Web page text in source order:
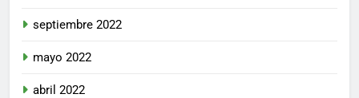
septiembre 2022
mayo 2022
abril 2022